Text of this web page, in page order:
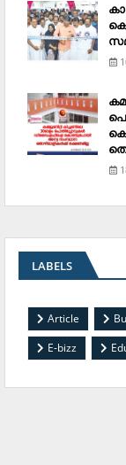
LABELS
Article
E-bizz